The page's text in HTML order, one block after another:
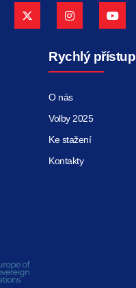
Rychlý přístup
O nás
Volby 2025
Ke stažení
Kontakty